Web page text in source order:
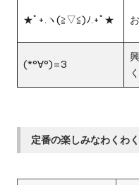
★ﾟ+.ヽ(≧▽≦)ﾉ.+ﾟ★
(*°∀°)=3
く
定番の楽しみなわくわ